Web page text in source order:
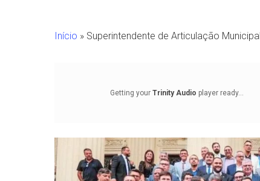
Início » Superintendente de Articulação
Getting your Trinity Audio player ready...